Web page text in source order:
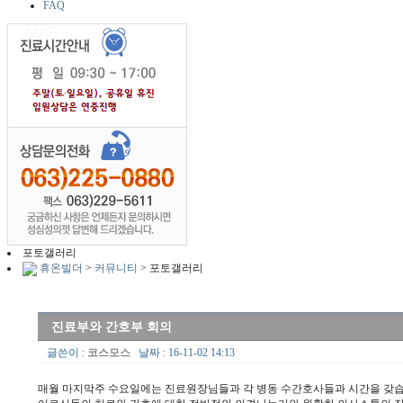
FAQ
포토갤러리
휴온빌더 > 커뮤니티 > 포토갤러리
진료부와 간호부 회의
글쓴이 : 코스모스날짜 : 16-11-02 14:13
매월 마지막주 수요일에는 진료원장님들과 각 병동 수간호사들과 시간을 갖